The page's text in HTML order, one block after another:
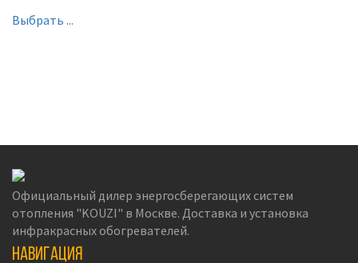
Выбрать ...
Официальный дилер энергосберегающих систем
отопления "KOUZI" в Москве. Доставка и установка
инфракрасных обогревателей.
Навигация